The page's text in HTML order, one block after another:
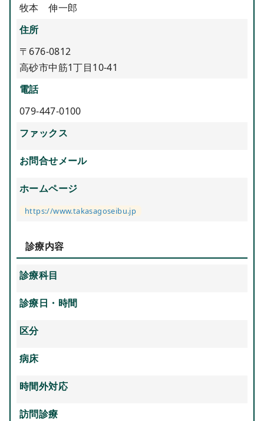
牧本 伸一郎
住所
〒676-0812
高砂市中筋1丁目10-41
電話
079-447-0100
ファックス
お問合せメール
ホームページ
https://www.takasagoseibu.jp
診療内容
診療科目
診療日・時間
区分
病床
時間外対応
訪問診療